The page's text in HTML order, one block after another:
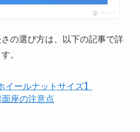
ポチップ
の選び方は、以下の記事で詳
。
イールナットサイズ】
座の注意点